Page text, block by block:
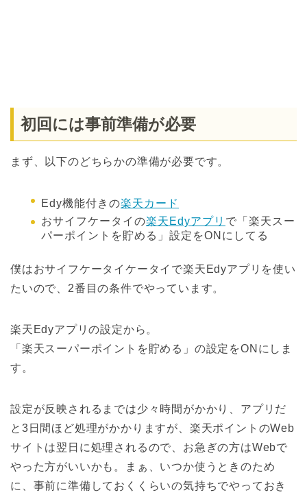
初回には事前準備が必要
まず、以下のどちらかの準備が必要です。
Edy機能付きの楽天カード
おサイフケータイの楽天Edyアプリ で「楽天スー
パーポイントを貯める」設定をONにしてる
僕はおサイフケータイケータイで楽天Edyアプリを使い
たいので、2番目の条件でやっています。
楽天Edyアプリの設定から。
「楽天スーパーポイントを貯める」の設定をONにしま
す。
設定が反映されるまでは少々時間がかかり、アプリだ
と3日間ほど処理がかかりますが、楽天ポイントのWeb
サイトは翌日に処理されるので、お急ぎの方はWebで
やった方がいいかも。まぁ、いつか使うときのため
に、事前に準備しておくくらいの気持ちでやっておき